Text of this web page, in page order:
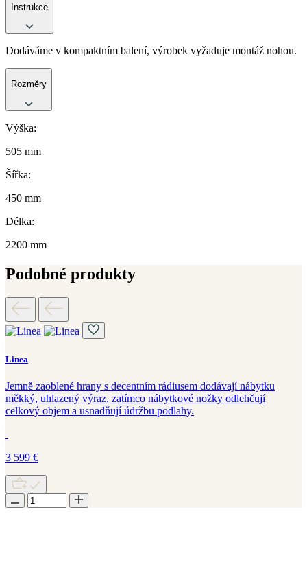
Instrukce
Dodáváme v kompaktním balení, výrobek vyžaduje montáž nohou.
Rozměry
Výška:
505 mm
Šířka:
450 mm
Délka:
2200 mm
Podobné produkty
Linea
Jemně zaoblené hrany s decentním rádiusem dodávají nábytku
měkký, uhlazený výraz, zatímco nábytkové nožky odlehčují
celkový objem a usnadňují údržbu podlahy.
3 599 €